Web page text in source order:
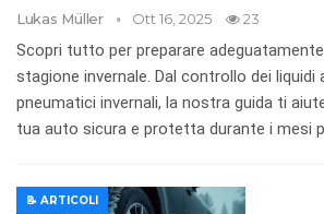
Lukas Müller Ott 16, 2025 23
Scopri tutto per preparare
stagione invernale. Dal controllo dei liquidi
pneumatici invernali, la nostra guida ti
tua auto sicura e protetta durante i mesi
📝 ARTICOLI